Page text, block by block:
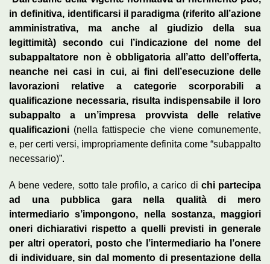
in definitiva, identificarsi il paradigma (riferito all’azione
amministrativa, ma anche al giudizio della sua
legittimità) secondo cui l’indicazione del nome del
subappaltatore non è obbligatoria all’atto dell’offerta,
neanche nei casi in cui, ai fini dell’esecuzione delle
lavorazioni relative a categorie scorporabili a
qualificazione necessaria, risulta indispensabile il loro
subappalto a un’impresa provvista delle relative
qualificazioni (nella fattispecie che viene comunemente,
e, per certi versi, impropriamente definita come “subappalto
necessario)”.
A bene vedere, sotto tale profilo, a carico di chi partecipa
ad una pubblica gara nella qualità di mero
intermediario s’impongono, nella sostanza, maggiori
oneri dichiarativi rispetto a quelli previsti in generale
per altri operatori, posto che l’intermediario ha l’onere
di individuare, sin dal momento di presentazione della